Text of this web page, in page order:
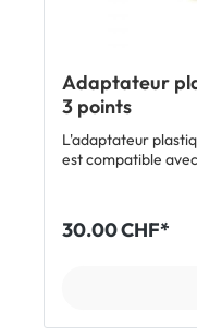
Adaptateur
3 points
L'adaptateur
est compatible
30.00 CHF*